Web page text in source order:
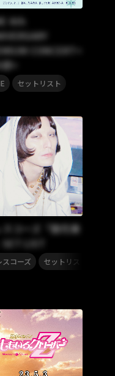
6th
CONCERT<
>
セットリスト
スコーズ「散花奏
LIST
スコーズ セットリスト